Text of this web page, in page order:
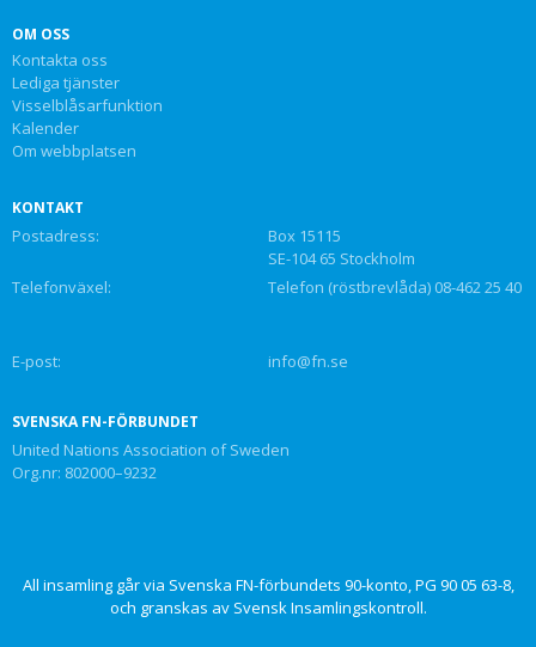
OM OSS
Kontakta oss
Lediga tjänster
Visselblåsarfunktion
Kalender
Om webbplatsen
KONTAKT
Postadress:
Box 15115
SE-104 65 Stockholm
Telefonväxel:
Telefon (röstbrevlåda) 08-462 25 40
E-post: info@fn.se
SVENSKA FN-FÖRBUNDET
United Nations Association of Sweden
Org.nr: 802000–9232
All insamling går via Svenska FN-förbundets 90-konto, PG 90 05 63-8,
och granskas av Svensk Insamlingskontroll.